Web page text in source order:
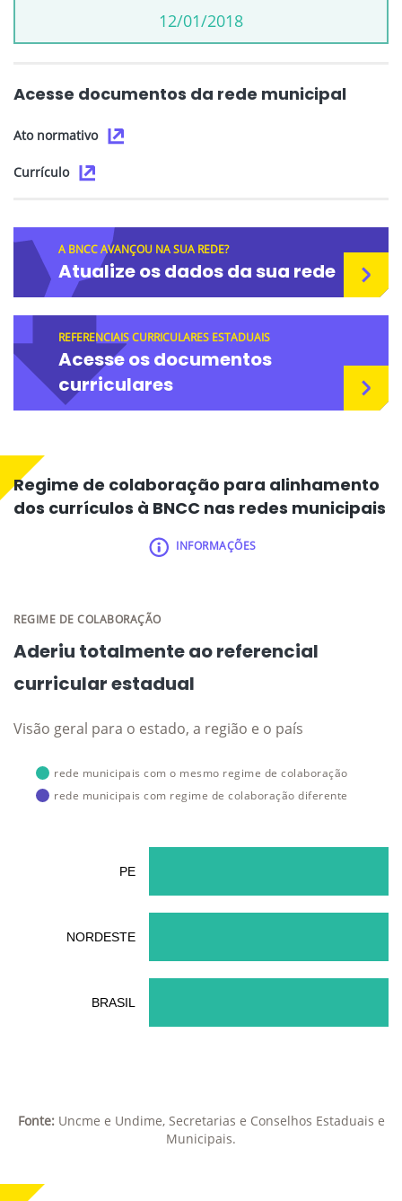
12/01/2018
Acesse documentos da rede municipal
Ato normativo
Currículo
A BNCC AVANÇOU NA SUA REDE?
Atualize os dados da sua rede
REFERENCIAIS CURRICULARES ESTADUAIS
Acesse os documentos
curriculares
Regime de colaboração para alinhamento
dos currículos à BNCC nas redes municipais
INFORMAÇÕES
REGIME DE COLABORAÇÃO
Aderiu totalmente ao referencial
curricular estadual
Visão geral para o estado, a região e o país
rede municipais com o mesmo regime de colaboração
rede municipais com regime de colaboração diferente
PE
NORDESTE
BRASIL
Fonte:Uncme e Undime, Secretarias e Conselhos Estaduais e
Municipais.